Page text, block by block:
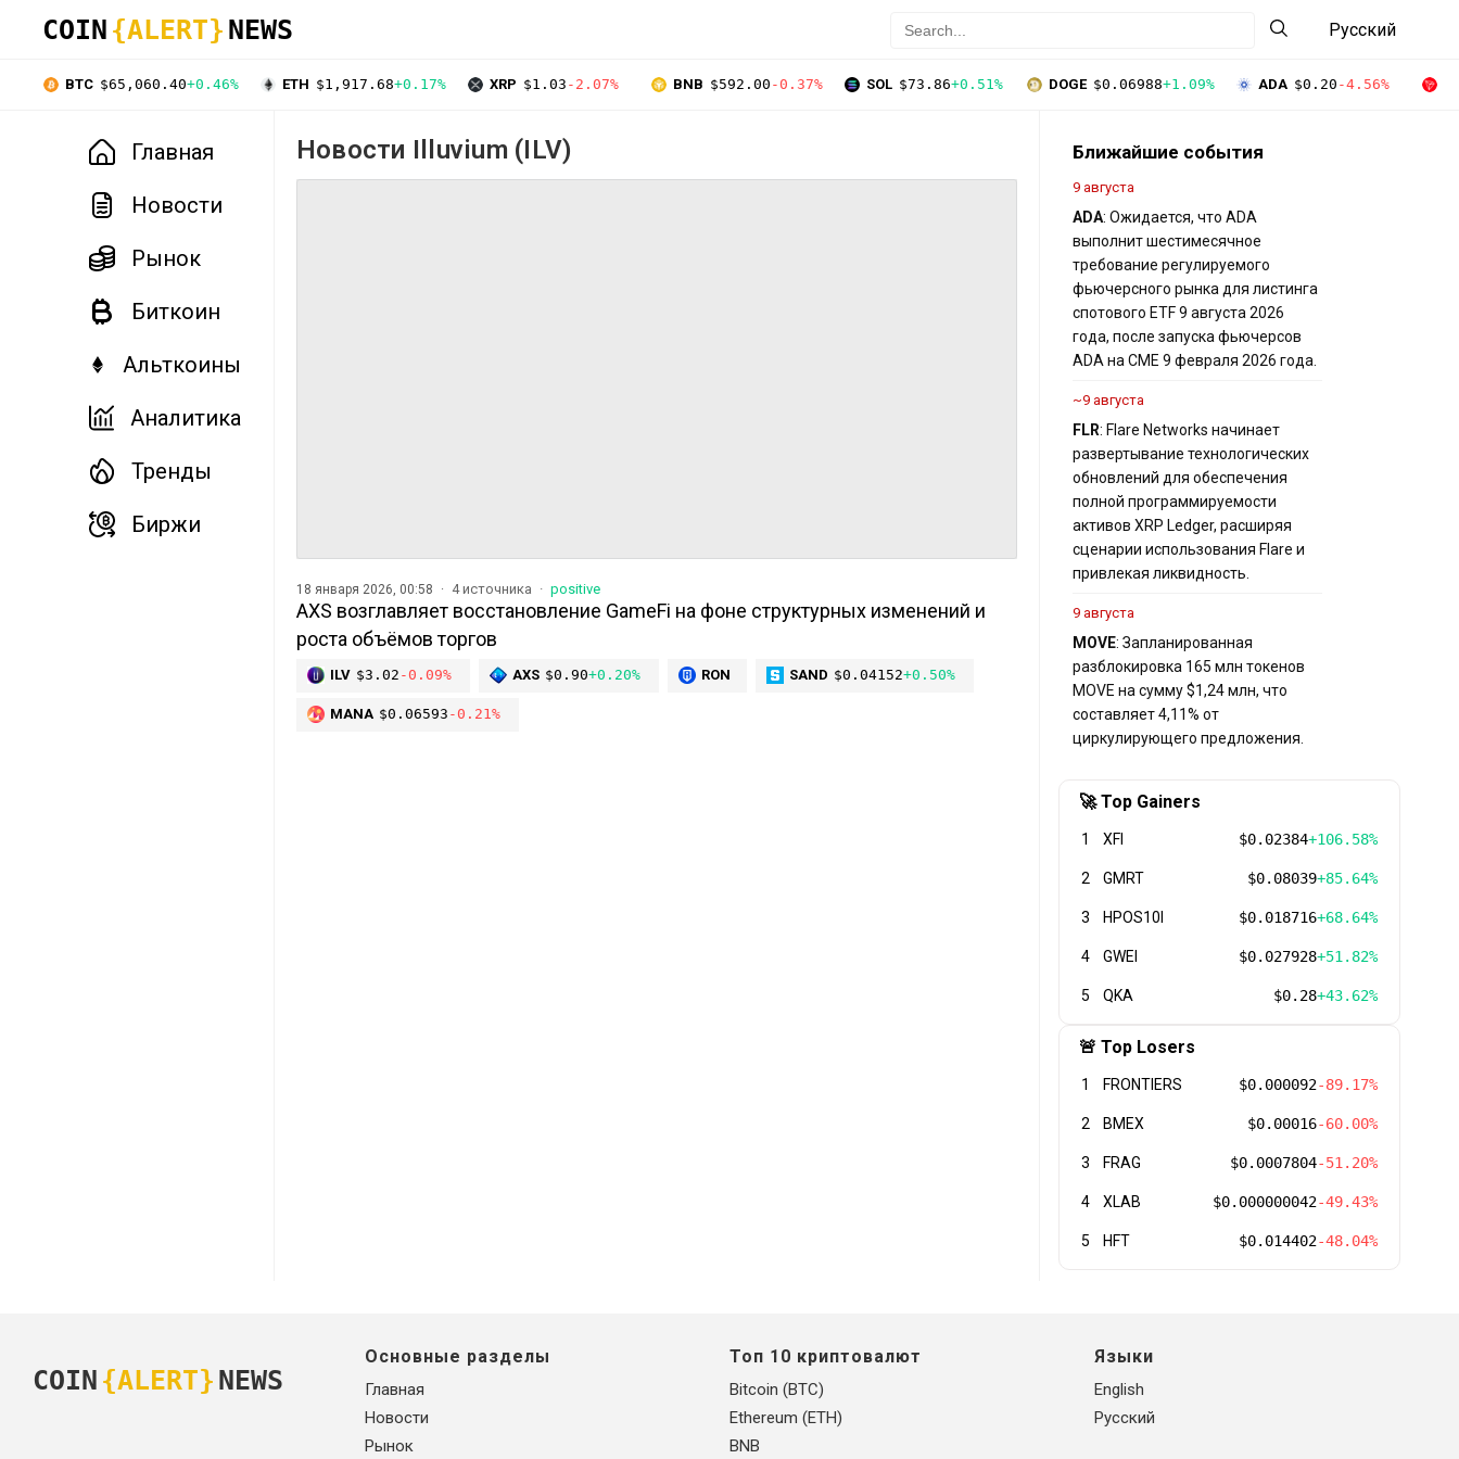
COIN {ALERT} NEWS Русский
BTC $65,060.40+0.46% ETH $1,917.68+0.17% XRP $1.03 -2.07% BNB $592.00 -0.37% SOL $73.86+0.51% DOGE $0.06988+1.09% ADA $0.20 -4.56%
Главная
Новости
Рынок
Биткоин
Альткоины
Аналитика
Тренды
Биржи
Новости Illuvium (ILV)
18 января 2026, 00:58 4 источника positive
AXS возглавляет восстановление GameFi на фоне структурных изменений и
роста объёмов торгов
ILV $3.02 -0.09% AXS $0.90+0.20% RON SAND $0.04152+0.50%
MANA $0.06593 -0.21%
Ближайшие события
9 августа
ADA: Ожидается, что ADA
выполнит шестимесячное
требование регулируемого
фьючерсного рынка для листинга
спотового ETF 9 августа 2026
года, после запуска фьючерсов
ADA на CME 9 февраля 2026 года.
~9 августа
FLR: Flare Networks начинает
развертывание технологических
обновлений для обеспечения
полной программируемости
активов XRP Ledger, расширяя
сценарии использования Flare и
привлекая ликвидность.
9 августа
MOVE: Запланированная
разблокировка 165 млн токенов
MOVE на сумму $1,24 млн, что
составляет 4,11% от
циркулирующего предложения.
🚀 Top Gainers
1 XFI $0.02384+106.58%
2 GMRT $0.08039+85.64%
3 HPOS10I $0.018716+68.64%
4 GWEI $0.027928+51.82%
5 QKA $0.28+43.62%
🚨 Top Losers
1 FRONTIERS $0.000092-89.17%
2 BMEX $0.00016-60.00%
3 FRAG $0.0007804-51.20%
4 XLAB $0.000000042-49.43%
5 HFT $0.014402-48.04%
COIN {ALERT} NEWS
Основные разделы
Главная
Новости
Рынок
Топ 10 криптовалют
Bitcoin (BTC)
Ethereum (ETH)
BNB
Языки
English
Русский